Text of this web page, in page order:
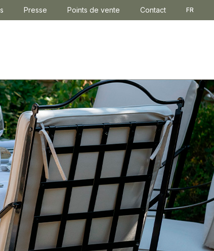
Presse Points de vente Contact FR